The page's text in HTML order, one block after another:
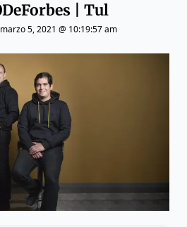
| Tul
marzo 5, 2021 @ 10:19:57 am